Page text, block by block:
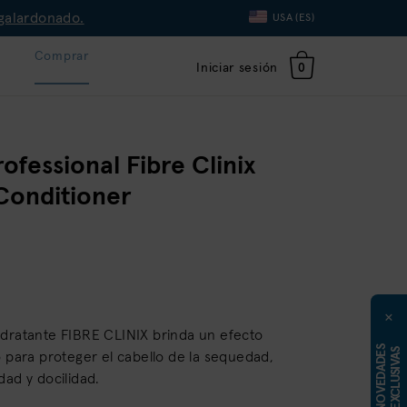
USA (ES)
Language
Toggle
Dropdown
Comprar
Iniciar sesión
0
N
O
V
E
D
A
D
E
S
E
X
C
L
U
S
I
V
AS
×
Fibre Clinix
FIBRE CLINIX brinda un efecto
proteger el cabello de la sequedad,
y docilidad.